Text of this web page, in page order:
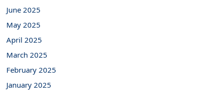
June 2025
May 2025
April 2025
March 2025
February 2025
January 2025